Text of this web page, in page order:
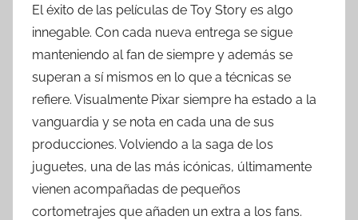
El éxito de las películas de Toy Story es algo
innegable. Con cada nueva entrega se sigue
manteniendo al fan de siempre y además se
superan a sí mismos en lo que a técnicas se
refiere. Visualmente Pixar siempre ha estado a la
vanguardia y se nota en cada una de sus
producciones. Volviendo a la saga de los
juguetes, una de las más icónicas, últimamente
vienen acompañadas de pequeños
cortometrajes que añaden un extra a los fans.